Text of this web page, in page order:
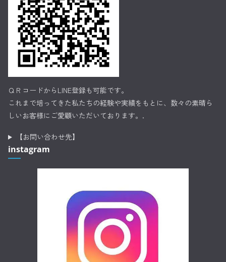
ＱＲコードからLINE登録も可能です。
これまで培ってきた私たちの経験や実績をもとに、数々の素晴ら
しいお客様にご愛顧いただいております。.
【お問い合わせ先】
instagram